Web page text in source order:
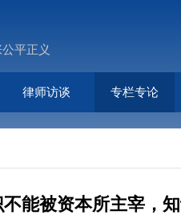
平正义
律师访谈 专栏专论
能被资本所主宰，